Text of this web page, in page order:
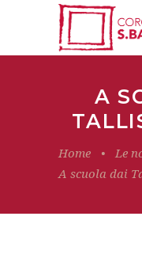
A
Home • Le
A scuola dai